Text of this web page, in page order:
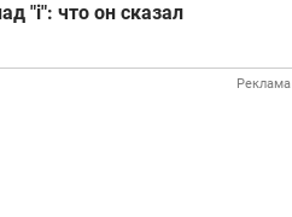
"i": что он сказал
Реклама